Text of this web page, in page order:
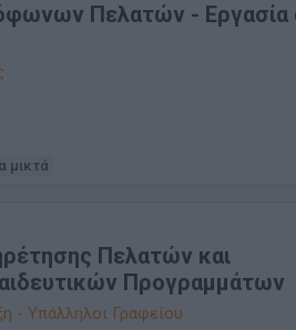
Πελατών - Εργασία
μικτά
Πελατών και
Προγραμμάτων
- Υπάλληλοι Γραφείου